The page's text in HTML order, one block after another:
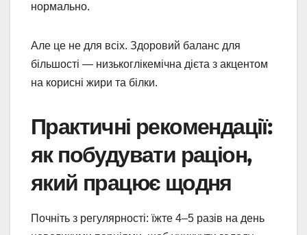
нормально.
Але це не для всіх. Здоровий баланс для
більшості — низькоглікемічна дієта з акцентом
на корисні жири та білки.
Практичні рекомендації:
як побудувати раціон,
який працює щодня
Почніть з регулярності: їжте 4–5 разів на день